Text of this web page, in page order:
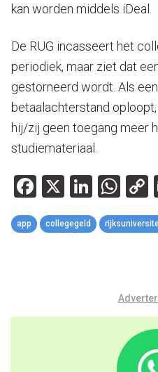
kan worden middels iDeal.
De RUG incasseert het
periodiek, maar ziet dat
gestorneerd wordt. Als
betaalachterstand
hij/zij geen toegang meer
studiemateriaal.
Facebook
X
app collegegeld